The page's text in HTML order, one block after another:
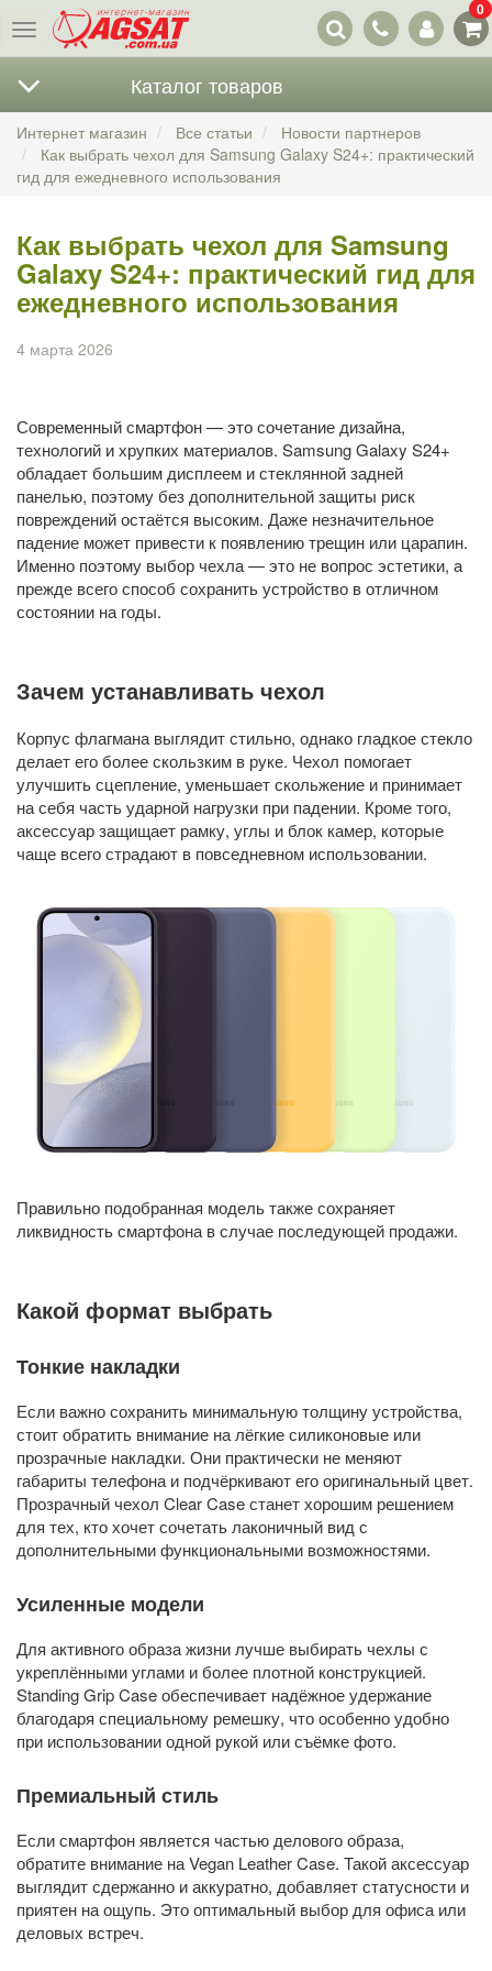
Меню
Наши
контакты
0
Каталог товаров
Интернет магазин Все статьи
Новости партнеров
Как выбрать чехол для Samsung Galaxy S24+: практический
гид для ежедневного использования
Как выбрать чехол для Samsung
Galaxy S24+: практический гид для
ежедневного использования
4 марта 2026
Современный смартфон — это сочетание дизайна,
технологий и хрупких материалов. Samsung Galaxy S24+
обладает большим дисплеем и стеклянной задней
панелью, поэтому без дополнительной защиты риск
повреждений остаётся высоким. Даже незначительное
падение может привести к появлению трещин или царапин.
Именно поэтому выбор чехла — это не вопрос эстетики, а
прежде всего способ сохранить устройство в отличном
состоянии на годы.
Зачем устанавливать чехол
Корпус флагмана выглядит стильно, однако гладкое стекло
делает его более скользким в руке. Чехол помогает
улучшить сцепление, уменьшает скольжение и принимает
на себя часть ударной нагрузки при падении. Кроме того,
аксессуар защищает рамку, углы и блок камер, которые
чаще всего страдают в повседневном использовании.
Правильно подобранная модель также сохраняет
ликвидность смартфона в случае последующей продажи.
Какой формат выбрать
Тонкие накладки
Если важно сохранить минимальную толщину устройства,
стоит обратить внимание на лёгкие силиконовые или
прозрачные накладки. Они практически не меняют
габариты телефона и подчёркивают его оригинальный цвет.
Прозрачный чехол Clear Case станет хорошим решением
для тех, кто хочет сочетать лаконичный вид с
дополнительными функциональными возможностями.
Усиленные модели
Для активного образа жизни лучше выбирать чехлы с
укреплёнными углами и более плотной конструкцией.
Standing Grip Case обеспечивает надёжное удержание
благодаря специальному ремешку, что особенно удобно
при использовании одной рукой или съёмке фото.
Премиальный стиль
Если смартфон является частью делового образа,
обратите внимание на Vegan Leather Case. Такой аксессуар
выглядит сдержанно и аккуратно, добавляет статусности и
приятен на ощупь. Это оптимальный выбор для офиса или
деловых встреч.